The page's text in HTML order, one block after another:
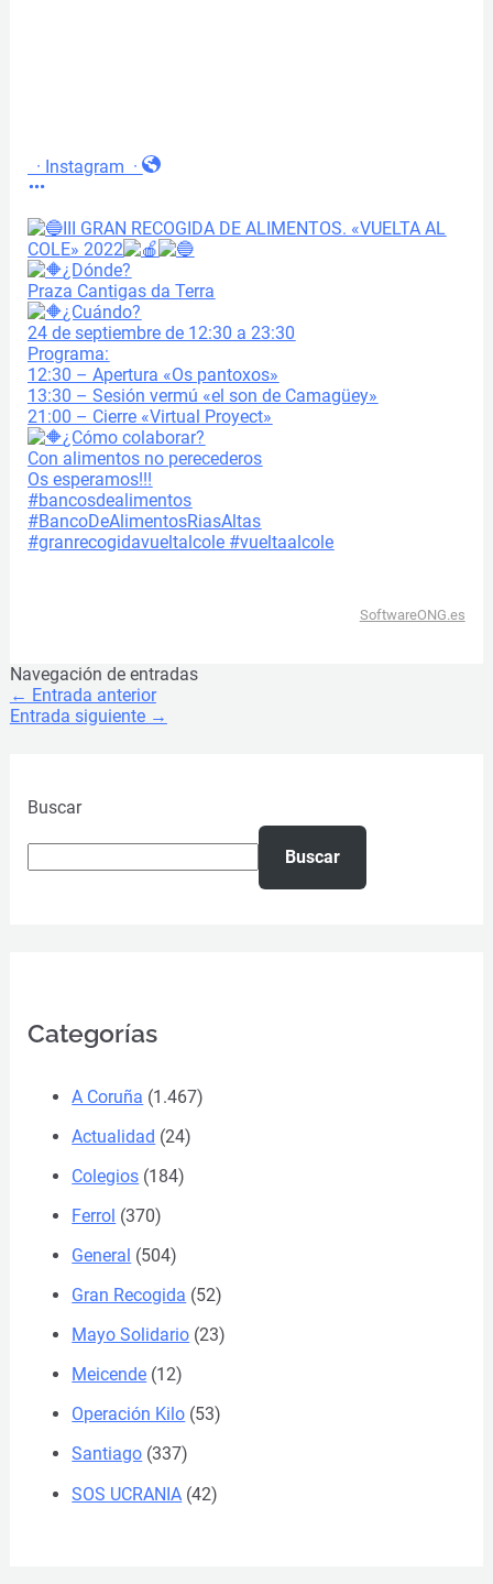
· Instagram ·
III GRAN RECOGIDA DE ALIMENTOS. «VUELTA AL
COLE» 2022
¿Dónde?
Praza Cantigas da Terra
¿Cuándo?
24 de septiembre de 12:30 a 23:30
Programa:
12:30 – Apertura «Os pantoxos»
13:30 – Sesión vermú «el son de Camagüey»
21:00 – Cierre «Virtual Proyect»
¿Cómo colaborar?
Con alimentos no perecederos
Os esperamos!!!
#bancosdealimentos
#BancoDeAlimentosRiasAltas
#granrecogidavueltalcole #vueltaalcole
SoftwareONG.es
Navegación de entradas
← Entrada anterior
Entrada siguiente →
Buscar
Buscar
Categorías
A Coruña (1.467)
Actualidad (24)
Colegios (184)
Ferrol (370)
General (504)
Gran Recogida (52)
Mayo Solidario (23)
Meicende (12)
Operación Kilo (53)
Santiago (337)
SOS UCRANIA (42)